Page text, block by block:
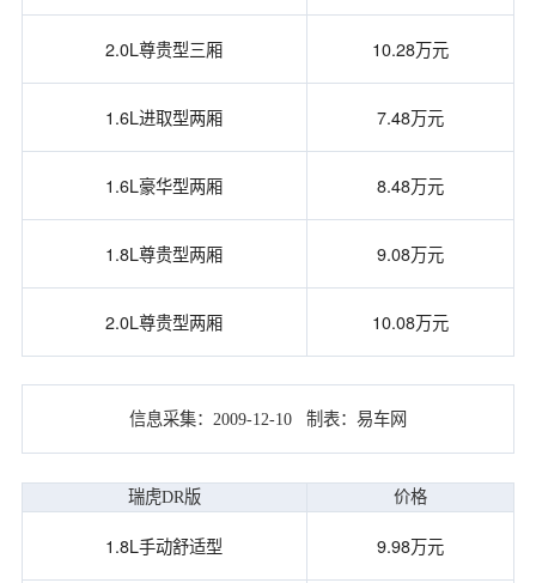
2.0L尊贵型三厢 10.28万元
1.6L进取型两厢 7.48万元
1.6L豪华型两厢 8.48万元
1.8L尊贵型两厢 9.08万元
2.0L尊贵型两厢 10.08万元
信息采集：2009-12-10 制表：易车网
瑞虎DR版 价格
1.8L手动舒适型 9.98万元